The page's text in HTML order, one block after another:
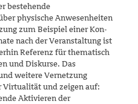
bestehende
physische An­we­sen­heiten
zum Beispiel einer Kon­
nach der Veranstaltung ist
Referenz für thematisch
und Diskurse. Das
weitere Vernetzung
Virtualität und zeigen auf:
Aktivieren der